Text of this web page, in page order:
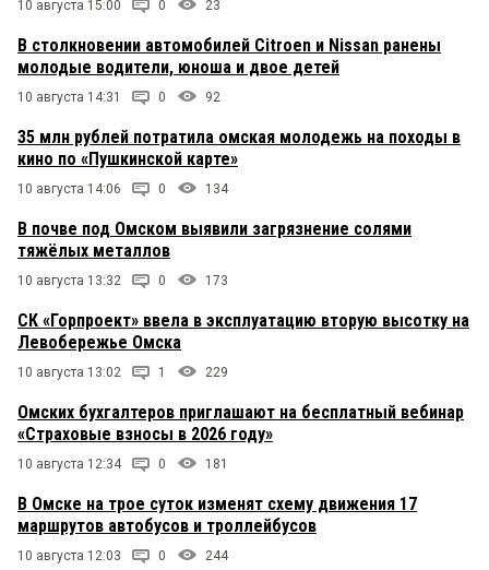
10 августа 15:00 0 23
В столкновении автомобилей Citroen и Nissan ранены
молодые водители, юноша и двое детей
10 августа 14:31 0 92
35 млн рублей потратила омская молодежь на походы в
кино по «Пушкинской карте»
10 августа 14:06 0 134
В почве под Омском выявили загрязнение солями
тяжёлых металлов
10 августа 13:32 0 173
СК «Горпроект» ввела в эксплуатацию вторую высотку на
Левобережье Омска
10 августа 13:02 1 229
Омских бухгалтеров приглашают на бесплатный вебинар
«Страховые взносы в 2026 году»
10 августа 12:34 0 181
В Омске на трое суток изменят схему движения 17
маршрутов автобусов и троллейбусов
10 августа 12:03 0 244